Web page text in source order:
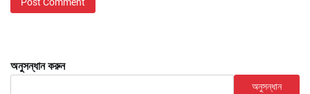
অনুসন্ধান করুন
অনুসন্ধান